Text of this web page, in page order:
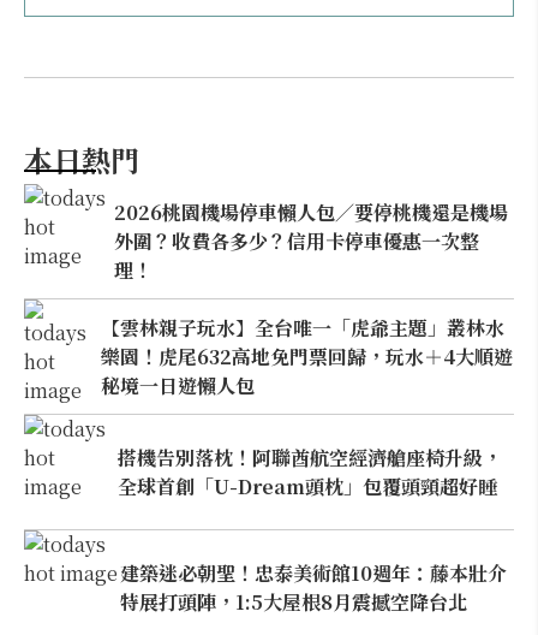
本日熱門
2026桃園機場停車懶人包／要停桃機還是機場
外圍？收費各多少？信用卡停車優惠一次整
理！
【雲林親子玩水】全台唯一「虎爺主題」叢林水
樂園！虎尾632高地免門票回歸，玩水＋4大順遊
秘境一日遊懶人包
搭機告別落枕！阿聯酋航空經濟艙座椅升級，
全球首創「U-Dream頭枕」包覆頭頸超好睡
建築迷必朝聖！忠泰美術館10週年：藤本壯介
特展打頭陣，1:5大屋根8月震撼空降台北